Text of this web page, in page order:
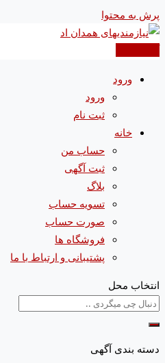
پرش به محتوا
ورود
ورود
ثبت نام
خانه
حساب من
ثبت آگهی
بلاگ
تسویه حساب
صورت حساب
فروشگاه ها
پشتیبانی و ارتباط با ما
انتخاب محل
دسته بندی آگهی